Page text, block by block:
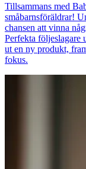
Tillsammans med
småbarnsföräldrar!
chansen att vinna
Perfekta följeslagare
ut en ny produkt,
fokus.